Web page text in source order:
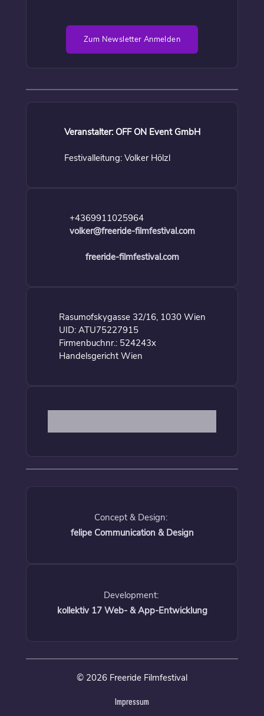
Zum Newsletter Anmelden
Veranstalter: OFF ON Event GmbH
Festivalleitung: Volker Hölzl
+4369911025964
volker@freeride-filmfestival.com
freeride-filmfestival.com
Rasumofskygasse 32/16, 1030 Wien
UID: ATU75227915
Firmenbuchnr.: 524243x
Handelsgericht Wien
Concept & Design:
felipe Communication & Design
Development:
kollektiv 17 Web- & App-Entwicklung
© 2026 Freeride Filmfestival
Impressum